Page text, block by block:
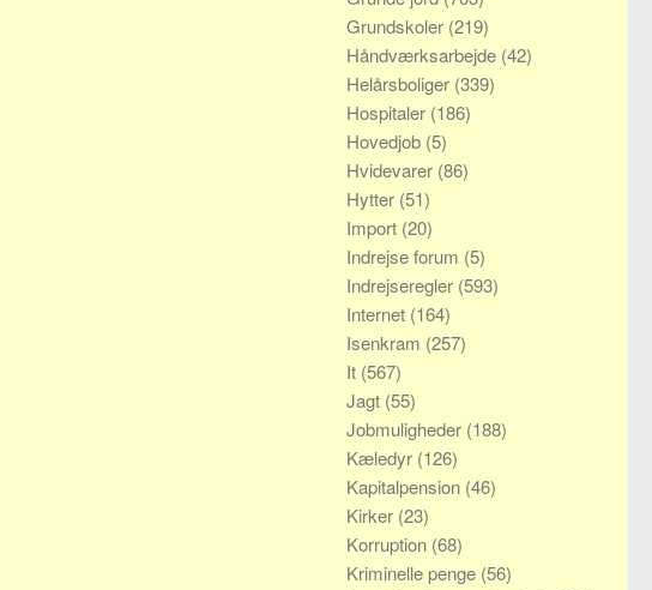
Grundskoler (219)
Håndværksarbejde (42)
Helårsboliger (339)
Hospitaler (186)
Hovedjob (5)
Hvidevarer (86)
Hytter (51)
Import (20)
Indrejse forum (5)
Indrejseregler (593)
Internet (164)
Isenkram (257)
It (567)
Jagt (55)
Jobmuligheder (188)
Kæledyr (126)
Kapitalpension (46)
Kirker (23)
Korruption (68)
Kriminelle penge (56)